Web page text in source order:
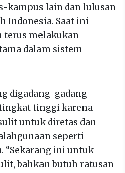
kampus lain dan lulusan
Indonesia. Saat ini
terus melakukan
dalam sistem
digadang-gadang
tinggi karena
untuk diretas dan
seperti
“Sekarang ini untuk
bahkan butuh ratusan